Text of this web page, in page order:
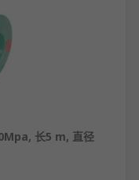
长5 m, 直径